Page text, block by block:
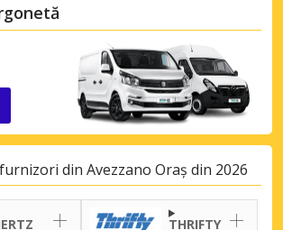
din Avezzano Oraș din 2026
THRIFTY